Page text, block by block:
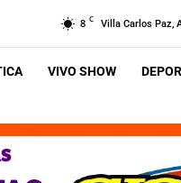
8 C Villa Carlos Paz,
VIVO SHOW